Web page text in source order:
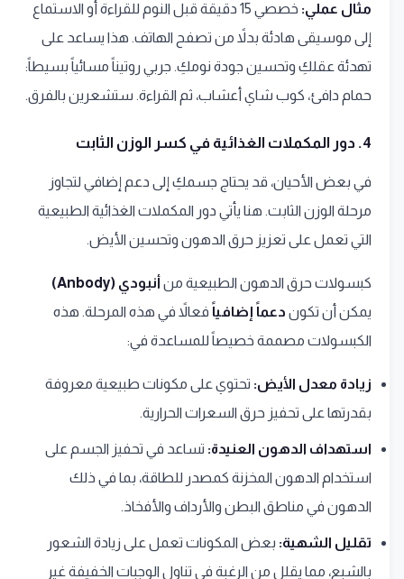
مثال عملي:
خصصي 15 دقيقة قبل النوم للقراءة أو الاستماع
إلى موسيقى هادئة بدلاً من تصفح الهاتف. هذا يساعد على
تهدئة عقلكِ وتحسين جودة نومكِ. جربي روتيناً مسائياً بسيطاً:
حمام دافئ، كوب شاي أعشاب، ثم القراءة. ستشعرين بالفرق.
4. دور المكملات الغذائية في كسر الوزن الثابت
في بعض الأحيان، قد يحتاج جسمكِ إلى دعم إضافي لتجاوز
مرحلة الوزن الثابت. هنا يأتي دور المكملات الغذائية الطبيعية
التي تعمل على تعزيز حرق الدهون وتحسين الأيض.
كبسولات حرق الدهون الطبيعية من أنبودي (Anbody)
يمكن أن تكون دعماً إضافياً فعالاً في هذه المرحلة. هذه
الكبسولات مصممة خصيصاً للمساعدة في:
زيادة معدل الأيض: تحتوي على مكونات طبيعية معروفة
بقدرتها على تحفيز حرق السعرات الحرارية.
استهداف الدهون العنيدة: تساعد في تحفيز الجسم على
استخدام الدهون المخزنة كمصدر للطاقة، بما في ذلك
الدهون في مناطق البطن والأرداف والأفخاذ.
تقليل الشهية: بعض المكونات تعمل على زيادة الشعور
بالشبع، مما يقلل من الرغبة في تناول الوجبات الخفيفة غير